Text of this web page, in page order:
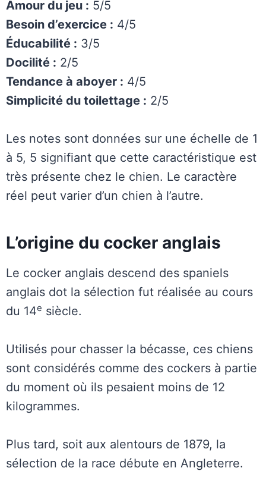
Amour du jeu : 5/5
Besoin d’exercice : 4/5
Éducabilité : 3/5
Docilité : 2/5
Tendance à aboyer : 4/5
Simplicité du toilettage : 2/5
Les notes sont données sur une échelle de 1
à 5, 5 signifiant que cette caractéristique est
très présente chez le chien. Le caractère
réel peut varier d’un chien à l’autre.
L’origine du cocker anglais
Le cocker anglais descend des spaniels
anglais dot la sélection fut réalisée au cours
du 14e siècle.
Utilisés pour chasser la bécasse, ces chiens
sont considérés comme des cockers à partie
du moment où ils pesaient moins de 12
kilogrammes.
Plus tard, soit aux alentours de 1879, la
sélection de la race débute en Angleterre.